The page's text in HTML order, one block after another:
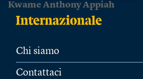
Kwame Anthony Appiah
Chi siamo
Contattaci